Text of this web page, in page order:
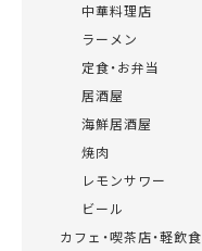
中華料理店
ラーメン
定食・お弁当
居酒屋
海鮮居酒屋
焼肉
レモンサワー
ビール
カフェ・喫茶店・軽飲食